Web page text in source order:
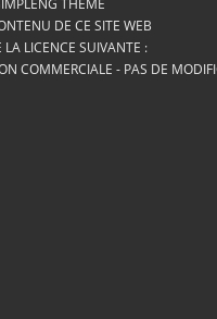
DE CE SITE WEB
LA LICENCE SUIVANTE :
COMMERCIALE - PAS DE